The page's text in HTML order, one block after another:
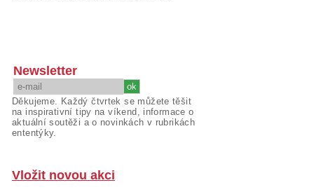
Newsletter
Děkujeme. Každý čtvrtek se můžete těšit
na inspirativní tipy na víkend, informace o
aktuální soutěži a o novinkách v rubrikách
ententýky.
Vložit novou akci